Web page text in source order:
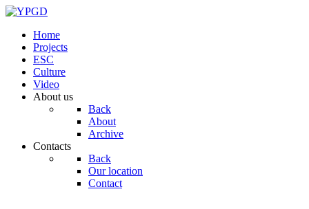
Home
Projects
ESC
Culture
Video
About us
Back
About
Archive
Contacts
Back
Our location
Contact